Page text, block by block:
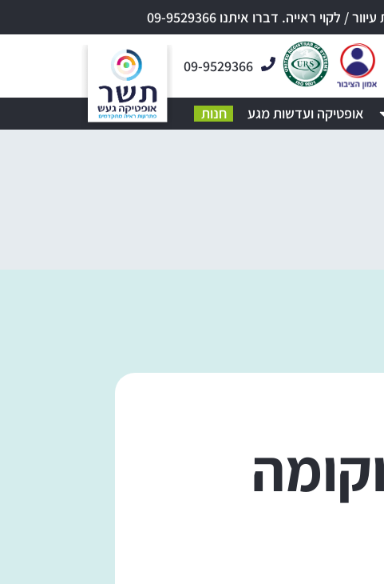
ראייה. דברו איתנו 09-9529366
09-9529366
אופטיקה ועדשות מגע חנות